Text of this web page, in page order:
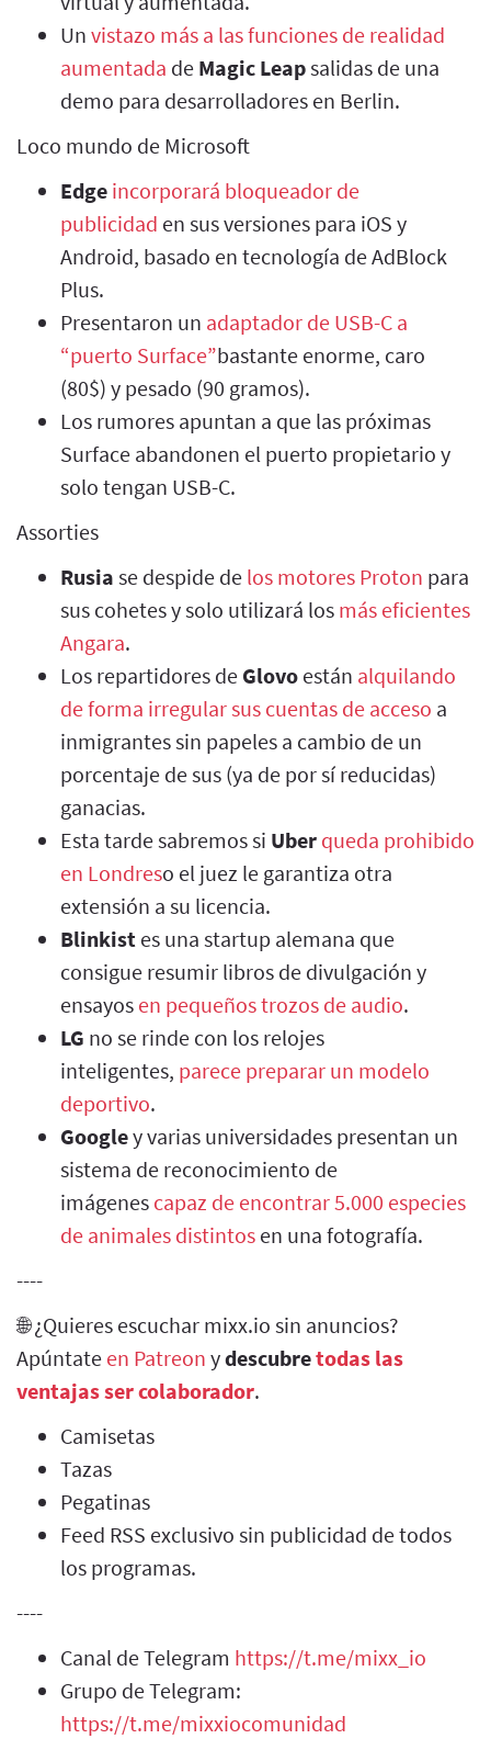
Un vistazo más a las funciones de realidad
aumentada de Magic Leapsalidas de una
demo para desarrolladores en Berlin.
Loco mundo de Microsoft
Edge incorporará bloqueador de
publicidad en sus versiones para iOS y
Android, basado en tecnología de AdBlock
Plus.
Presentaron un adaptador de USB-C a
“puerto Surface”bastante enorme, caro
(80$) y pesado (90 gramos).
Los rumores apuntan a que las próximas
Surface abandonen el puerto propietario y
solo tengan USB-C.
Assorties
Rusia se despide de los motores Proton para
sus cohetes y solo utilizará los más eficientes
Angara.
Los repartidores de Glovo están alquilando
de forma irregular sus cuentas de acceso a
inmigrantes sin papeles a cambio de un
porcentaje de sus (ya de por sí reducidas)
ganacias.
Esta tarde sabremos si Uber queda prohibido
en Londreso el juez le garantiza otra
extensión a su licencia.
Blinkist es una startup alemana que
consigue resumir libros de divulgación y
ensayos en pequeños trozos de audio.
LG no se rinde con los relojes
inteligentes, parece preparar un modelo
deportivo.
Googley varias universidades presentan un
sistema de reconocimiento de
imágenes capaz de encontrar 5.000 especies
de animales distintos en una fotografía.
----
🌐 ¿Quieres escuchar mixx.io sin anuncios?
Apúntate en Patreon ydescubretodas las
ventajas ser colaborador.
Camisetas
Tazas
Pegatinas
Feed RSS exclusivo sin publicidad de todos
los programas.
----
Canal de Telegram https://t.me/mixx_io
Grupo de Telegram:
https://t.me/mixxiocomunidad